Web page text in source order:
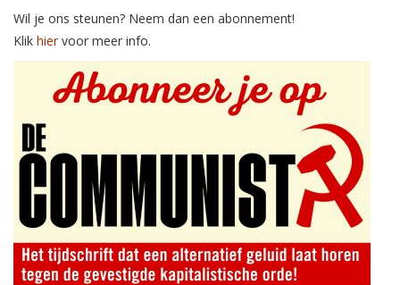
Wil je ons steunen? Neem dan een abonnement!
Klik hiervoor meer info.